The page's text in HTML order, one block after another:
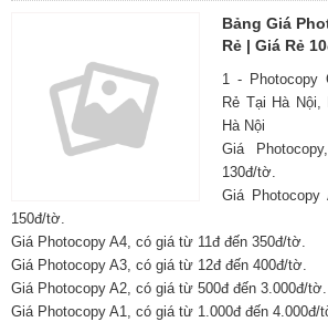
Bảng Giá
Rẻ | Giá Rẻ
1 - Photocopy
Rẻ Tại Hà Nội,
Hà Nội
Giá
130đ/tờ.
Giá
150đ/tờ.
Giá Photocopy A4, có giá từ 11đ đến 350đ/tờ.
Giá Photocopy A3, có giá từ 12đ đến 400đ/tờ.
Giá Photocopy A2, có giá từ 500đ đến 3.000đ/tờ.
Giá Photocopy A1, có giá từ 1.000đ đến 4.000đ/